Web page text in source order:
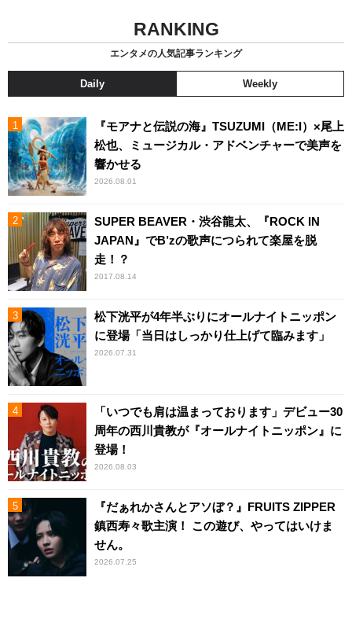
RANKING
エンタメの人気記事ランキング
Daily Weekly
『モアナと伝説の海』TSUZUMI（ME:I）×尾上
松也、ミュージカル・アドベンチャーで美声を
響かせる
2026.08.01
SUPER BEAVER・渋谷龍太、『ROCK IN
JAPAN』でB’zの歌声につられて楽屋を脱
走！？
2017.08.14
松下洸平が4年半ぶりにオールナイトニッポン
に登場「当日はしっかり仕上げて臨みます」
2026.07.31
「いつでも肩は温まっております」デビュー30
周年の西川貴教が『オールナイトニッポン』に
登場！
2026.08.03
『だぁれかさんとアソぼ？』FRUITS ZIPPER
鎮西寿々歌主演！ この遊び、やってはいけま
せん。
2026.07.25